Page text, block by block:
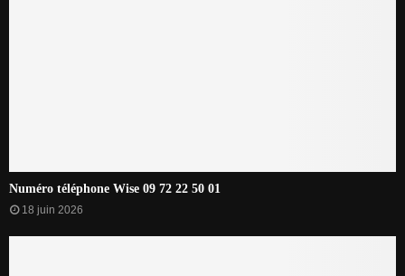
Numéro téléphone Wise 09 72 22 50 01
18 juin 2026